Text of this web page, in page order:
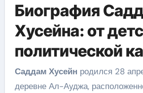
Биография
Хусейна: от
политической
Саддам Хусейн родился 28
деревне Ал-Ауджа,